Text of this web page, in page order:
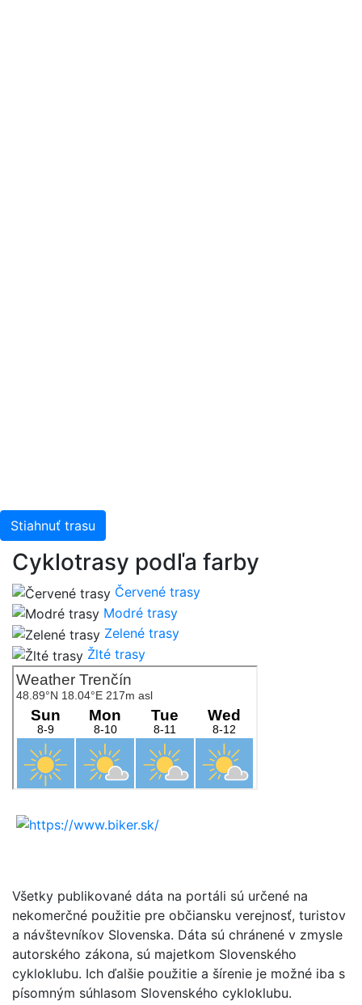
Stiahnuť trasu
Cyklotrasy podľa farby
Červené trasy
Modré trasy
Zelené trasy
Žlté trasy
Všetky publikované dáta na portáli sú určené na
nekomerčné použitie pre občiansku verejnosť, turistov
a návštevníkov Slovenska. Dáta sú chránené v zmysle
autorského zákona, sú majetkom Slovenského
cykloklubu. Ich ďalšie použitie a šírenie je možné iba s
písomným súhlasom Slovenského cykloklubu.